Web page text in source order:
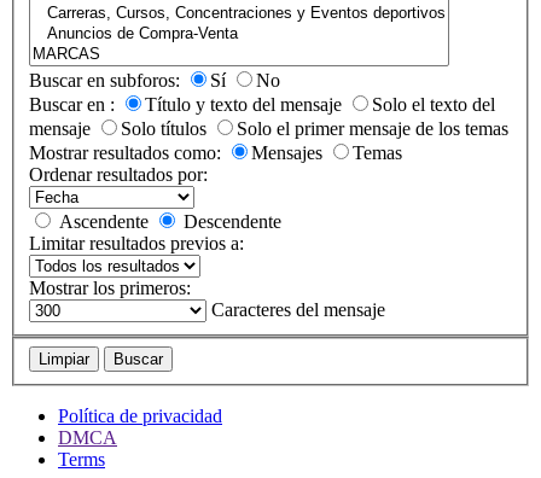
Buscar en subforos: Sí
No
Buscar en :
Título y texto del mensaje
Solo el texto del
mensaje
Solo títulos
Solo el primer mensaje de los temas
Mostrar resultados como:
Mensajes
Temas
Ordenar resultados por:
Ascendente
Descendente
Limitar resultados previos a:
Mostrar los primeros:
Caracteres del mensaje
Limpiar Buscar
Política de privacidad
DMCA
Terms